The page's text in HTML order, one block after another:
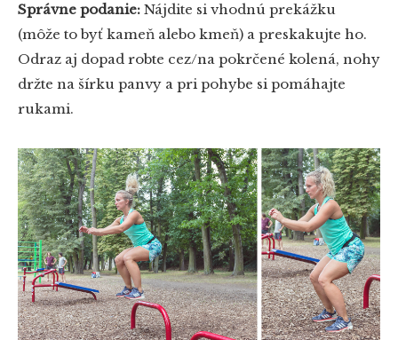
Správne podanie: Nájdite si vhodnú prekážku
(môže to byť kameň alebo kmeň) a preskakujte ho.
Odraz aj dopad robte cez/na pokrčené kolená, nohy
držte na šírku panvy a pri pohybe si pomáhajte
rukami.